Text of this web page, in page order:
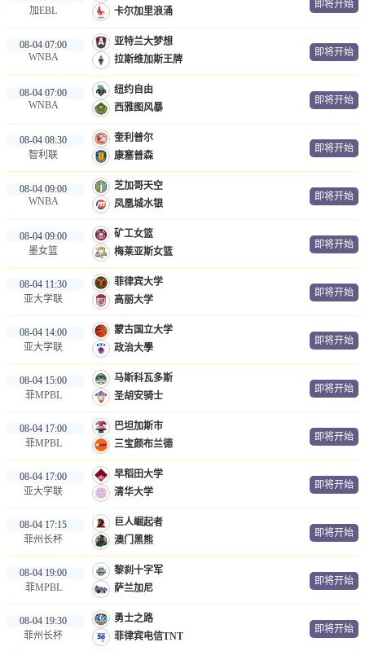
加EBL
卡尔加里浪涌
即将开始
08-04 07:00
WNBA
亚特兰大梦想
拉斯维加斯王牌
即将开始
08-04 07:00
WNBA
纽约自由
西雅图风暴
即将开始
08-04 08:30
智利联
奎利普尔
康塞普森
即将开始
08-04 09:00
WNBA
芝加哥天空
凤凰城水银
即将开始
08-04 09:00
墨女篮
矿工女篮
梅莱亚斯女篮
即将开始
08-04 11:30
亚大学联
菲律宾大学
高丽大学
即将开始
08-04 14:00
亚大学联
蒙古国立大学
政治大學
即将开始
08-04 15:00
菲MPBL
马斯科瓦多斯
圣胡安骑士
即将开始
08-04 17:00
菲MPBL
巴坦加斯市
三宝颜布兰德
即将开始
08-04 17:00
亚大学联
早稻田大学
清华大学
即将开始
08-04 17:15
菲州长杯
巨人崛起者
澳门黑熊
即将开始
08-04 19:00
菲MPBL
黎刹十字军
萨兰加尼
即将开始
08-04 19:30
菲州长杯
勇士之路
菲律宾电信TNT
即将开始